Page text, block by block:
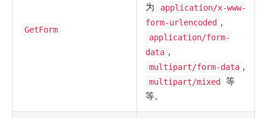
GetForm
为
application/x-www-
form-urlencoded ,
application/form-
data ,
multipart/form-data ,
multipart/mixed 等
等。